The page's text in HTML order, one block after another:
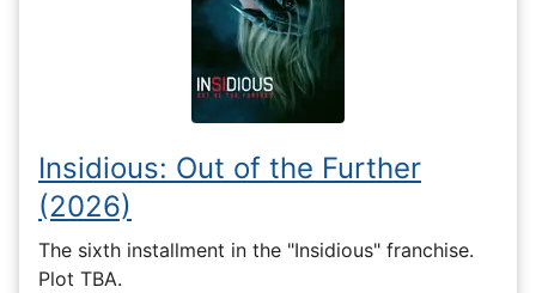
Insidious: Out of the Further
(2026)
The sixth installment in the "Insidious" franchise.
Plot TBA.